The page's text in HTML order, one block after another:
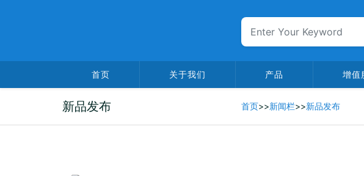
首页 关于我们 产品 增值
新品发布 首页>>新闻栏>>新品发布